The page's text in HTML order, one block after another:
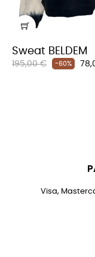
Sweat BELDEM
Prix
195,00 € -60% Prix
Visa,